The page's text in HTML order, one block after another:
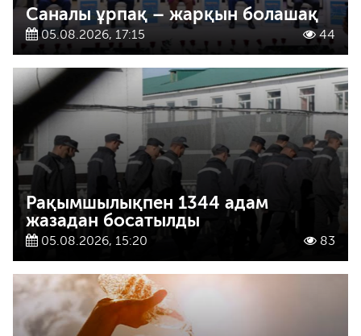
Саналы ұрпақ – жарқын болашақ
05.08.2026, 17:15 44
Рақымшылықпен 1344 адам
жазадан босатылды
05.08.2026, 15:20 83